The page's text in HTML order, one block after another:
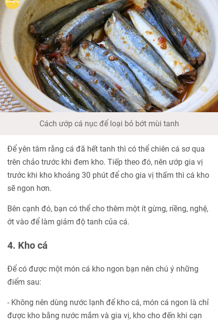
Cách ướp cá nục để loại bỏ bớt mùi tanh
Để yên tâm rằng cá đã hết tanh thì có thể chiên cá sơ qua
trên chảo trước khi đem kho. Tiếp theo đó, nên ướp gia vị
trước khi kho khoảng 30 phút để cho gia vị thấm thì cá kho
sẽ ngon hơn.
Bên cạnh đó, bạn có thể cho thêm một ít gừng, riềng, nghệ,
ớt vào để làm giảm độ tanh của cá.
4. Kho cá
Để có được một món cá kho ngon bạn nên chú ý những
điểm sau:
- Không nên dùng nước lạnh để kho cá, món cá ngon là chỉ
được kho bằng nước mắm và gia vị, kho cho đến khi cạn